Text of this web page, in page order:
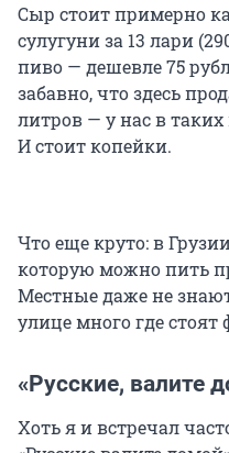
Сыр стоит примерно
сулугуни за 13 лари
пиво — дешевле 75
забавно, что здесь
литров — у нас в
И стоит копейки.
Что еще круто: в
которую можно пить
Местные даже не
улице много где
«Русские, валите
Хоть я и встречал